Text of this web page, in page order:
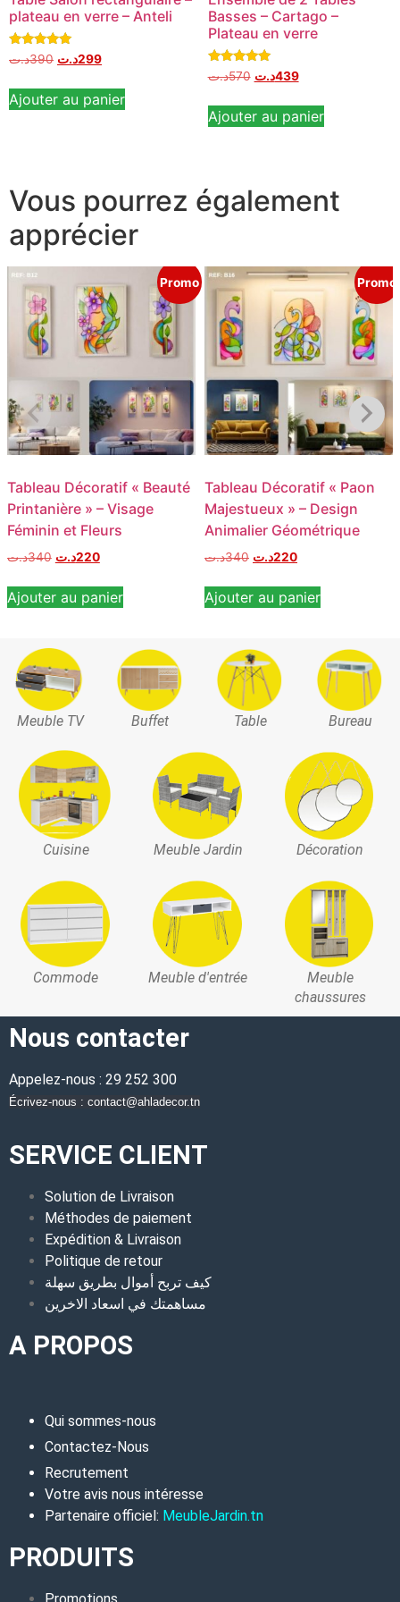
plateau en verre – Anteli
Note
5.00
390د.ت 299د.ت
Ajouter au panier
Basses – Cartago –
Plateau en verre
Note
5.00
570د.ت 439د.ت
Ajouter au panier
Vous pourrez également
apprécier
Promo
Tableau Décoratif « Beauté
Printanière » – Visage
Féminin et Fleurs
340د.ت 220د.ت
Ajouter au panier
Promo
Tableau Décoratif « Paon
Majestueux » – Design
Animalier Géométrique
340د.ت 220د.ت
Ajouter au panier
Meuble TV Buffet Table Bureau
Cuisine Meuble Jardin Décoration
Commode Meuble d'entrée
Meuble
chaussures
Nous contacter
Appelez-nous : 29 252 300
Écrivez-nous : contact@ahladecor.tn
SERVICE CLIENT
Solution de Livraison
Méthodes de paiement
Expédition & Livraison
Politique de retour
كيف تربح أموال بطريق سهلة
مساهمتك في اسعاد الاخرين
A PROPOS
Qui sommes-nous
Contactez-Nous
Recrutement
Votre avis nous intéresse
Partenaire officiel: MeubleJardin.tn
PRODUITS